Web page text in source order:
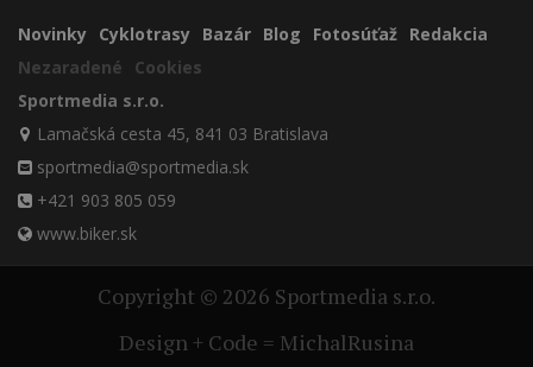
Novinky Cyklotrasy Bazár Blog Fotosúťaž Redakcia
Nezaradené
Cookies
Sportmedia s.r.o.
Lamačská cesta 45, 841 03 Bratislava
sportmedia@sportmedia.sk
+421 903 805 059
www.biker.sk
Copyright © 2026 Sportmedia s.r.o.
Design + Code = MichalRusina